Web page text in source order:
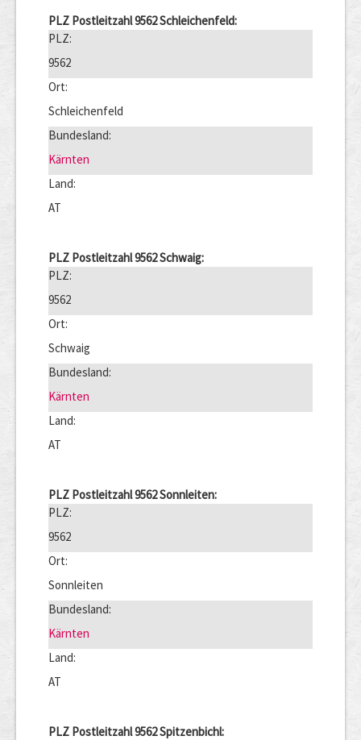
PLZ Postleitzahl 9562 Schleichenfeld:
PLZ:
9562
Ort:
Schleichenfeld
Bundesland:
Kärnten
Land:
AT
PLZ Postleitzahl 9562 Schwaig:
PLZ:
9562
Ort:
Schwaig
Bundesland:
Kärnten
Land:
AT
PLZ Postleitzahl 9562 Sonnleiten:
PLZ:
9562
Ort:
Sonnleiten
Bundesland:
Kärnten
Land:
AT
PLZ Postleitzahl 9562 Spitzenbichl: